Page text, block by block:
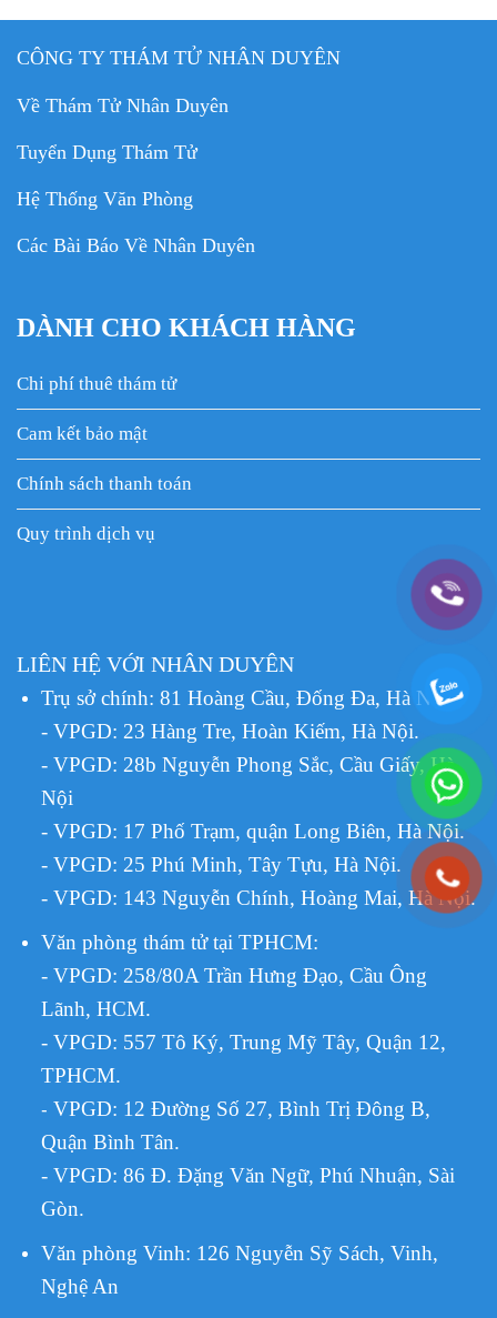
CÔNG TY THÁM TỬ NHÂN DUYÊN
Về Thám Tử Nhân Duyên
Tuyển Dụng Thám Tử
Hệ Thống Văn Phòng
Các Bài Báo Về Nhân Duyên
DÀNH CHO KHÁCH HÀNG
Chi phí thuê thám tử
Cam kết bảo mật
Chính sách thanh toán
Quy trình dịch vụ
LIÊN HỆ VỚI NHÂN DUYÊN
Trụ sở chính: 81 Hoàng Cầu, Đống Đa, Hà Nội.
- VPGD: 23 Hàng Tre, Hoàn Kiếm, Hà Nội.
- VPGD: 28b Nguyễn Phong Sắc, Cầu Giấy, Hà
Nội
- VPGD: 17 Phố Trạm, quận Long Biên, Hà Nội.
- VPGD: 25 Phú Minh, Tây Tựu, Hà Nội.
- VPGD: 143 Nguyễn Chính, Hoàng Mai, Hà Nội.
Văn phòng thám tử tại TPHCM:
- VPGD: 258/80A Trần Hưng Đạo, Cầu Ông
Lãnh, HCM.
- VPGD: 557 Tô Ký, Trung Mỹ Tây, Quận 12,
TPHCM.
- VPGD: 12 Đường Số 27, Bình Trị Đông B,
Quận Bình Tân.
- VPGD: 86 Đ. Đặng Văn Ngữ, Phú Nhuận, Sài
Gòn.
Văn phòng Vinh: 126 Nguyễn Sỹ Sách, Vinh,
Nghệ An